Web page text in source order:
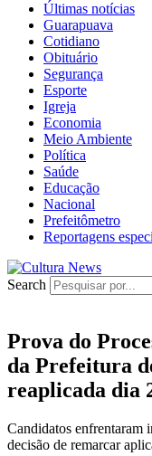
Últimas notícias
Guarapuava
Cotidiano
Obituário
Segurança
Esporte
Igreja
Economia
Meio Ambiente
Política
Saúde
Educação
Nacional
Prefeitômetro
Reportagens
Search
Prova do
da Prefeitura
reaplicada dia
Candidatos enfrentaram
decisão de remarcar